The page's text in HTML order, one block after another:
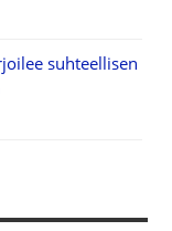
suhteellisen